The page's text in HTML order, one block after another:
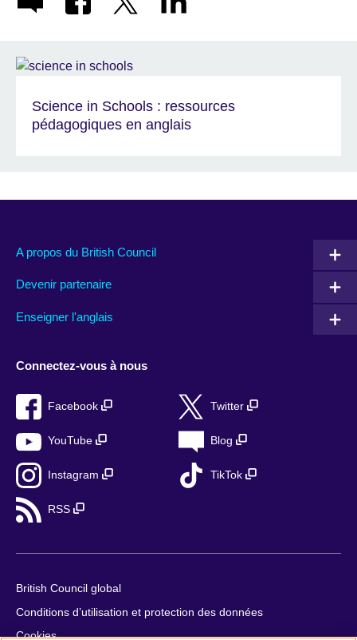
Science in Schools : ressources
pédagogiques en anglais
A propos du British Council
Devenir partenaire
Enseigner l'anglais
Connectez-vous à nous
Facebook Twitter
YouTube Blog
Instagram TikTok
RSS
British Council global
Conditions d’utilisation et protection des données
Cookies